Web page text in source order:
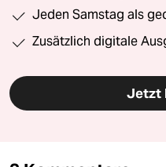
Jeden Samstag als
Zusätzlich digitale
Jetzt